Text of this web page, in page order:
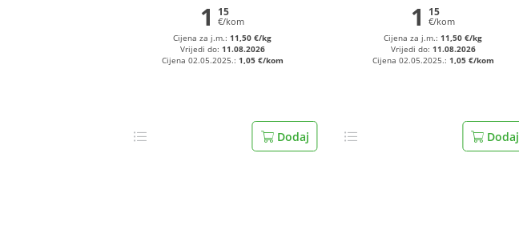
1 15
€/kom
Cijena za j.m.:11,50 €/kg
Vrijedi do: 11.08.2026
Cijena 02.05.2025.: 1,05 €/kom
Dodaj
1 15
€/kom
Cijena za j.m.:11,50 €/kg
Vrijedi do: 11.08.2026
Cijena 02.05.2025.: 1,05 €/kom
Dodaj